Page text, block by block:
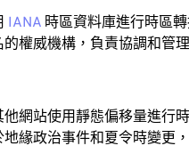
IANA 時區資料庫進行時區
的權威機構，負責協調和管
他網站使用靜態偏移量進行
地緣政治事件和夏令時變更